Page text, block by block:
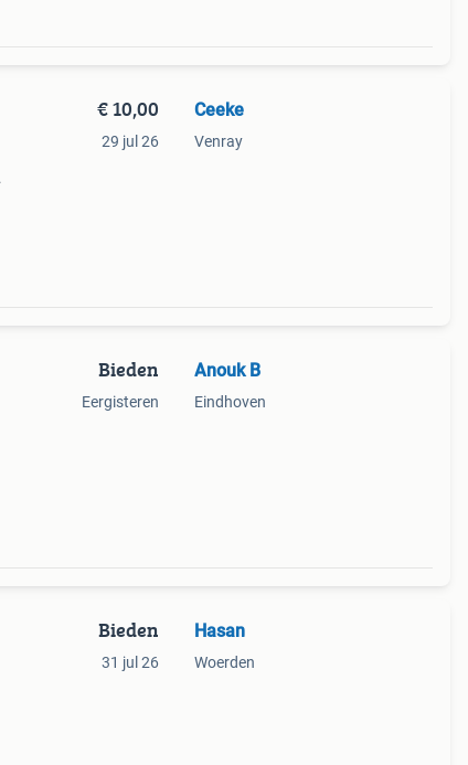
€ 10,00
29 jul 26
Ceeke
Venray
Bieden
Eergisteren
Anouk B
Eindhoven
Bieden
31 jul 26
Hasan
Woerden